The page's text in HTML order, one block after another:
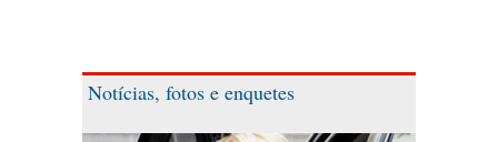
Notícias, fotos e enquetes